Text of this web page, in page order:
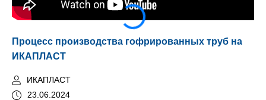
Процесс производства гофрированных труб на
ИКАПЛАСТ
ИКАПЛАСТ
23.06.2024